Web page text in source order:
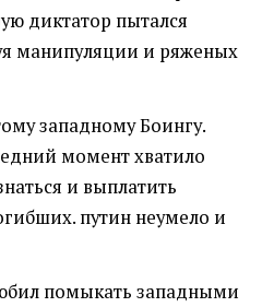
диктатор пытался
манипуляции и ряженых
западному Боингу.
момент хватило
и выплатить
путин неумело и
помыкать западными